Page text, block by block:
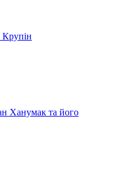
Ханумак та його